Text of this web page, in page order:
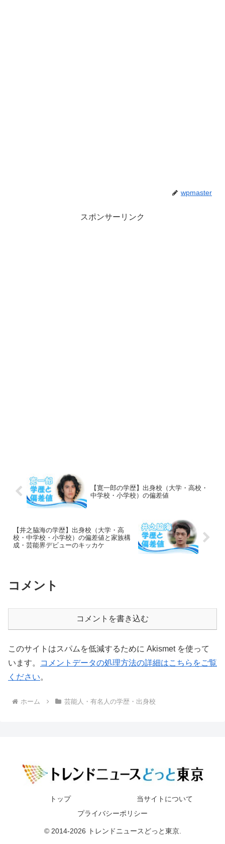
wpmaster
スポンサーリンク
【寛一郎の学歴】出身校（大学・高校・
中学校・小学校）の偏差値
【井之脇海の学歴】出身校（大学・高
校・中学校・小学校）の偏差値と家族構
成・芸能界デビューのキッカケ
コメント
コメントを書き込む
このサイトはスパムを低減するために Akismet を使って
います。
コメントデータの処理方法の詳細はこちらをご覧
ください。
ホーム 芸能人・有名人の学歴・出身校
トップ
当サイトについて
プライバシーポリシー
© 2014-2026 トレンドニュースどっと東京.